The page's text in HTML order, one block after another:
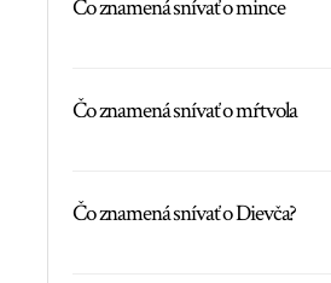
Čo znamená snívať o mince
Čo znamená snívať o mŕtvola
Čo znamená snívať o Dievča?